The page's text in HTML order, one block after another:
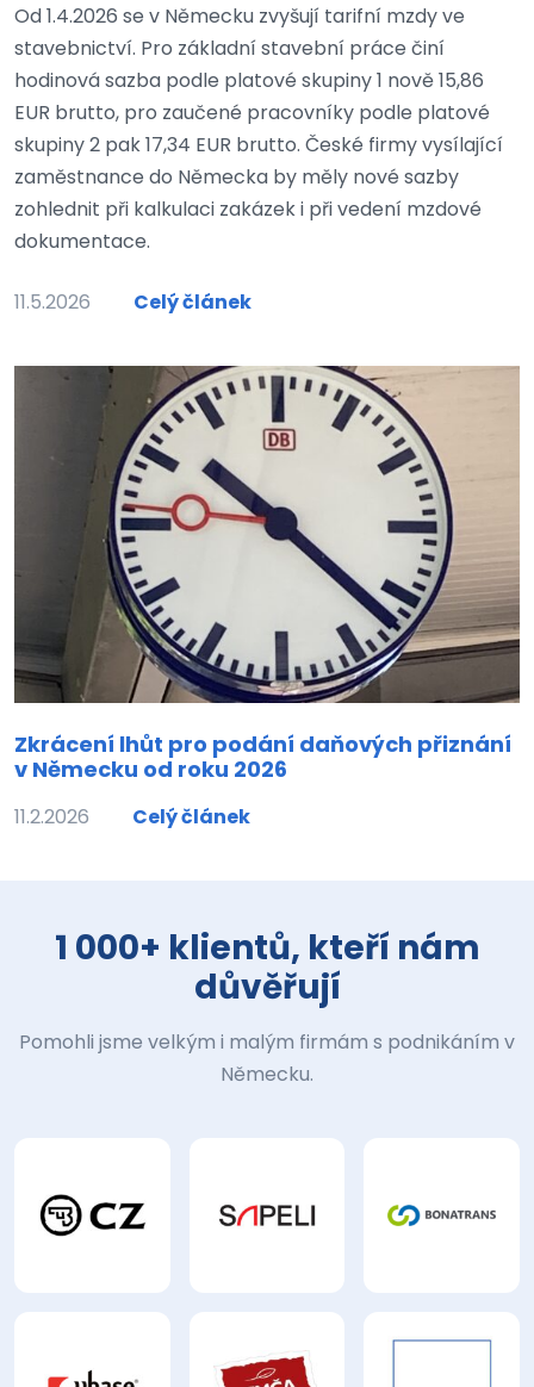
Od 1.4.2026 se v Německu zvyšují tarifní mzdy ve
stavebnictví. Pro základní stavební práce činí
hodinová sazba podle platové skupiny 1 nově 15,86
EUR brutto, pro zaučené pracovníky podle platové
skupiny 2 pak 17,34 EUR brutto. České firmy vysílající
zaměstnance do Německa by měly nové sazby
zohlednit při kalkulaci zakázek i při vedení mzdové
dokumentace.
11.5.2026 Celý článek
Zkrácení lhůt pro podání daňových přiznání
v Německu od roku 2026
11.2.2026 Celý článek
1 000+ klientů, kteří nám
důvěřují
Pomohli jsme velkým i malým firmám s podnikáním v
Německu.